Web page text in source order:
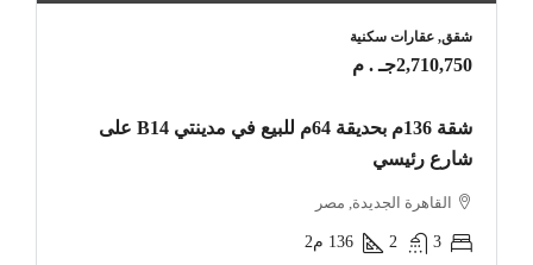
شقق, عقارات سكنية
2,710,750جـ . م
شقة 136م بحديقة 64م للبيع في مدينتي B14 على
شارع رئيسي
القاهرة الجديدة, مصر
3
2
136 م2